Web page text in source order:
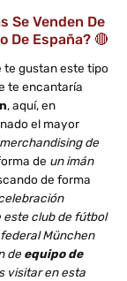
Se Venden De
De España? 🔴
te gustan este tipo
te encantaría
, aquí, en
el mayor
merchandising de
de un imán
de forma
este club de fútbol
München
de equipo de
visitar en esta